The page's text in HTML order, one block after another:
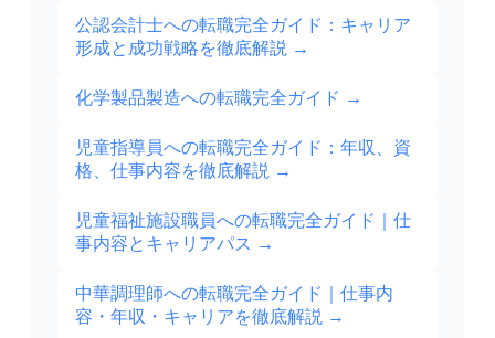
公認会計士への転職完全ガイド：キャリア
形成と成功戦略を徹底解説 →
化学製品製造への転職完全ガイド →
児童指導員への転職完全ガイド：年収、資
格、仕事内容を徹底解説 →
児童福祉施設職員への転職完全ガイド｜仕
事内容とキャリアパス →
中華調理師への転職完全ガイド｜仕事内
容・年収・キャリアを徹底解説 →